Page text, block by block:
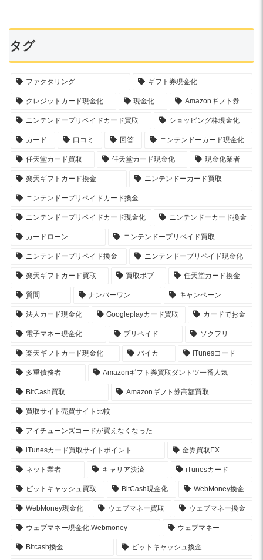
タグ
ファクタリング ギフト券現金化
クレジットカード現金化 現金化 Amazonギフト券
ニンテンドープリペイドカード買取 ショッピング枠現金化
カード 口コミ 回答 ニンテンドーカード現金化
任天堂カード買取 任天堂カード現金化 現金化業者
楽天ギフトカード換金 ニンテンドーカード買取
ニンテンドープリペイドカード換金
ニンテンドープリペイドカード現金化 ニンテンドーカード換金
カードローン ニンテンドープリペイド買取
ニンテンドープリペイド換金 ニンテンドープリペイド現金化
楽天ギフトカード買取 買取ボブ 任天堂カード換金
質問 ナンバーワン キャンペーン
法人カード現金化 Googleplayカード買取 カードでお金
電子マネー現金化 プリペイド ソクフリ
楽天ギフトカード現金化 バイカ iTunesコード
多重債務者 Amazonギフト券買取ダントツ一番人気
BitCash買取 Amazonギフト券高額買取
買取サイト売買サイト比較
アイチューンズコードが買えなくなった
iTunesカード買取サイトポイント 金券買取EX
ネット業者 キャリア決済 iTunesカード
ビットキャッシュ買取 BitCash現金化 WebMoney換金
WebMoney現金化 ウェブマネー買取 ウェブマネー換金
ウェブマネー現金化.Webmoney ウェブマネー
Bitcash換金 ビットキャッシュ換金